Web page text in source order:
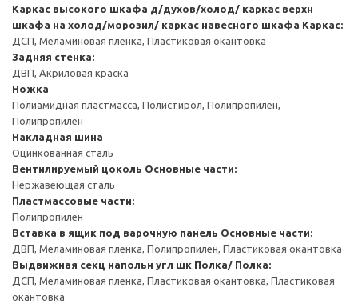
Каркас высокого шкафа д/духов/холод/ каркас верхн
шкафа на холод/морозил/ каркас навесного шкафа Каркас:
ДСП, Меламиновая пленка, Пластиковая окантовка
Задняя стенка:
ДВП, Акриловая краска
Ножка
Полиамидная пластмасса, Полистирол, Полипропилен,
Полипропилен
Накладная шина
Оцинкованная сталь
Вентилируемый цоколь Основные части:
Нержавеющая сталь
Пластмассовые части:
Полипропилен
Вставка в ящик под варочную панель Основные части:
ДВП, Меламиновая пленка, Полипропилен, Пластиковая окантовка
Выдвижная секц напольн угл шк Полка/ Полка:
ДСП, Меламиновая пленка, Пластиковая окантовка, Пластиковая
окантовка